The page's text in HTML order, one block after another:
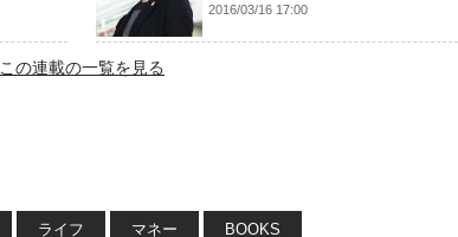
2016/03/16 17:00
この連載の一覧を見る
ライフ マネー BOOKS